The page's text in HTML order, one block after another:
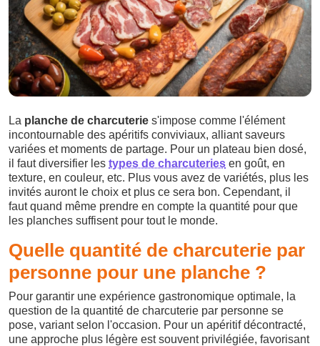
La planche de charcuterie s'impose comme l'élément
incontournable des apéritifs conviviaux, alliant saveurs
variées et moments de partage. Pour un plateau bien dosé,
il faut diversifier les types de charcuteries en goût, en
texture, en couleur, etc. Plus vous avez de variétés, plus les
invités auront le choix et plus ce sera bon. Cependant, il
faut quand même prendre en compte la quantité pour que
les planches suffisent pour tout le monde.
Quelle quantité de charcuterie par
personne pour une planche ?
Pour garantir une expérience gastronomique optimale, la
question de la quantité de charcuterie par personne se
pose, variant selon l'occasion. Pour un apéritif décontracté,
une approche plus légère est souvent privilégiée, favorisant